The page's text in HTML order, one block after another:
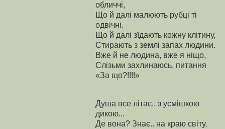
обличчі,
Що й далі малюють рубці ті
одвічні.
Що й далі зїдають кожну клітину,
Стирають з землі запах людини.
Вже й не людина, вже я ніщо,
Слізьми захлинаюсь, питання
«За що?!!!!»
Душа все літає.. з усмішкою
дикою...
Де вона? Знає.. на краю світу,